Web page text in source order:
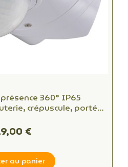
360° IP65
crépuscule, portée
€
au panier